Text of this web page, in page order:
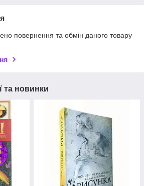
повернення та обмін даного товару
та новинки